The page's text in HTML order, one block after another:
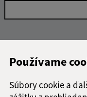
Používame
Súbory cookie a